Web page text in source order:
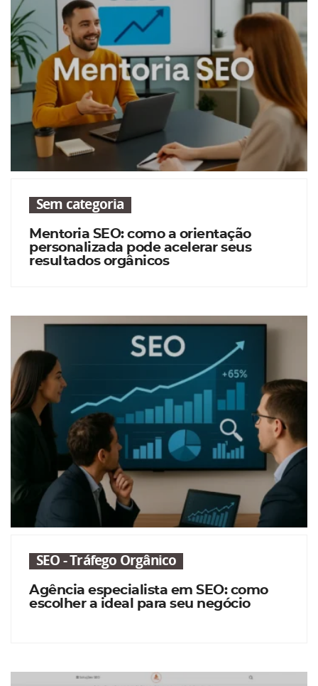
Sem categoria
Mentoria SEO: como a orientação
personalizada pode acelerar seus
resultados orgânicos
SEO - Tráfego Orgânico
Agência especialista em SEO: como
escolher a ideal para seu negócio